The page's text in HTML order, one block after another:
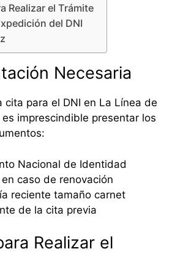
Realizar el Trámite
del DNI
Necesaria
cita para el DNI en La Línea de
imprescindible presentar los
Nacional de Identidad
caso de renovación
reciente tamaño carnet
de la cita previa
Realizar el